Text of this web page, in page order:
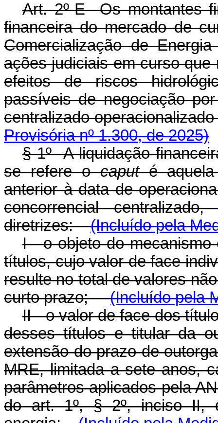
Art. 2º-E Os montantes
financeira do mercado de
Comercialização de
ações judiciais em curso
efeitos de riscos
passíveis de negociação
centralizado
Provisória nº 1.300, de 2025)
§ 1º A liquidação
se refere ocaputé aquela
anterior à data de
concorrencial
diretrizes:(Incluído pela
I - o objeto do
títulos, cujo valor de face
resulte no total de valores
curto prazo;(Incluído pela
II - o valor de face dos
desses títulos e titular da
extensão do prazo de
MRE, limitada a sete anos,
parâmetros aplicados pela
do art. 1º, § 2º, inciso II,